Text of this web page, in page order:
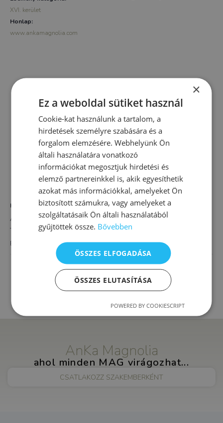
XVI. kerület
Honlap:
www.ankamagnolia.com
HELYSZÍN
AnKa Magnolia XVI.
Thököly út 4.
Budapest
Magyarország+ Google Térkép
Tanulásmódszertan Integrál pszichológiai, önismereti tanácsadás
AnKa Magnolia
ahol minden MAG virágozhat...
CSATLAKOZZ SZAKEMBERKÉNT
×
Ez a weboldal sütiket használ
Cookie-kat használunk a tartalom, a
hirdetések személyre szabására és a
forgalom elemzésére. Webhelyünk Ön
általi használatára vonatkozó
információkat megosztjuk hirdetési és
elemző partnereinkkel is, akik egyesíthetik
azokat más információkkal, amelyeket Ön
biztosított számukra, vagy amelyeket a
szolgáltatásaik Ön általi használatából
gyűjtöttek össze. Bővebben
ÖSSZES ELFOGADÁSA
ÖSSZES ELUTASÍTÁSA
POWERED BY COOKIESCRIPT